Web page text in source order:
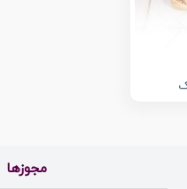
مجوزها